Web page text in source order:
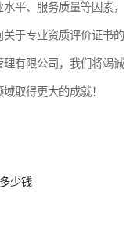
平、服务质量等因素，
于专业资质评价证书的
有限公司，我们将竭诚
取得更大的成就！
少钱